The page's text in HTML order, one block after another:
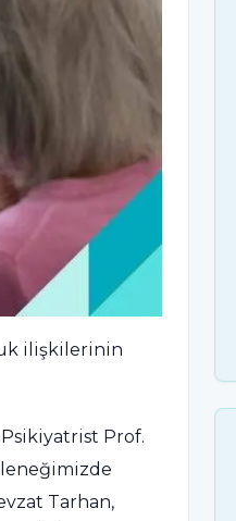
ilişkilerinin
Prof.
Tarhan,